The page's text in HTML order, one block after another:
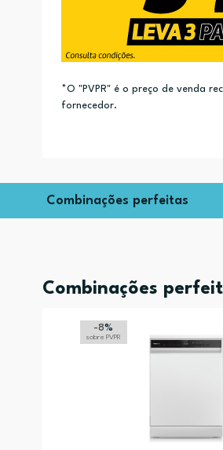
*O "PVPR" é o preço de venda
fornecedor.
Combinações perfeitas
Combinações
-8%
sobre PVPR